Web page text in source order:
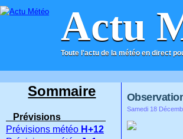
Actu
Toute l'actu de la météo en direct
ACCUEIL CONTACT
Samedi 18
Sommaire
Prévisions
Prévisions météo H+12